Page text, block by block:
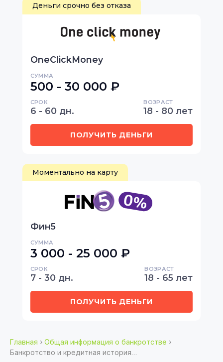
Деньги срочно без отказа
OneClickMoney
СУММА
500 - 30 000 ₽
СРОК
6 - 60 дн.
ВОЗРАСТ
18 - 80 лет
ПОЛУЧИТЬ ДЕНЬГИ
Моментально на карту
Фин5
СУММА
3 000 - 25 000 ₽
СРОК
7 - 30 дн.
ВОЗРАСТ
18 - 65 лет
ПОЛУЧИТЬ ДЕНЬГИ
Главная › Общая информация о банкротстве ›
Банкротство и кредитная история…